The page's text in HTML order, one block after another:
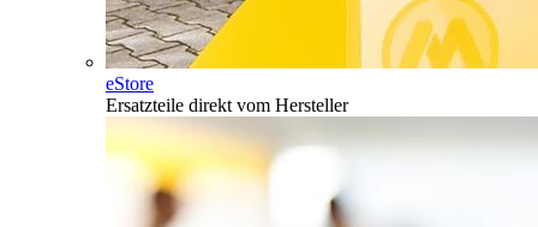
eStore
Ersatzteile direkt vom Hersteller